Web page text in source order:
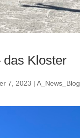
das Kloster
7, 2023 |A_News_Blog